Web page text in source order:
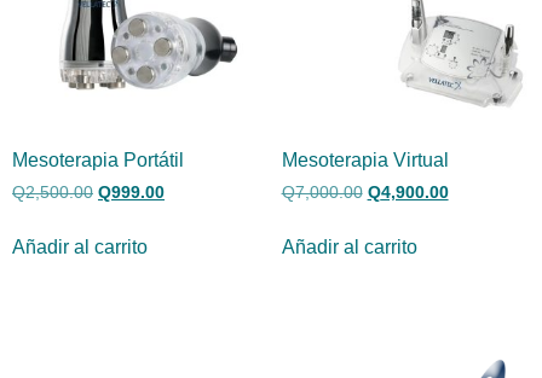
Mesoterapia Portátil
Q2,500.00 Q999.00
Añadir al carrito
Mesoterapia Virtual
Q7,000.00 Q4,900.00
Añadir al carrito